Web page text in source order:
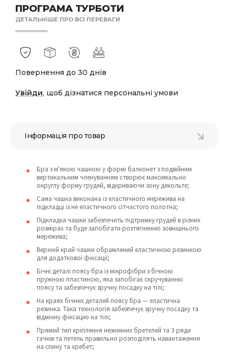
ПРОГРАМА ТУРБОТИ
ДЕТАЛЬНІШЕ ПРО ВСІ ПЕРЕВАГИ
Повернення до 30 днів
Увійди, щоб дізнатися персональні умови
Інформація про товар
Бра з м'якою чашкою у формі балконет з подвійним
вертикальним членуванням створює максимально
округлу форму грудей, відкриваючи зону декольте;
Сама чашка виконана із еластичного мережива на
підкладці із не еластичного сітчастого полотна;
Підкладка чашки забезпечить підтримку грудей в різних
розмірах та буде запобігати розтягненню зовнішнього
мережива;
Верхній край чашки обрамлений еластичною резинкою
для додаткової фіксації;
Бічні деталі поясу бра із мікрофібри з бічною
пружною пластиною, яка запобігає скручуванню
поясу та забезпечує зручну посадку на тілі;
На краях бічних деталей поясу бра — еластична
резинка. Така технологія забезпечує зручну посадку та
відмінну фіксацію на тілі;
Прямий тип кріплення незнімних бретелей та 3 ряди
гачків та петель правильно розподілять навантаження
на спину та хребет;